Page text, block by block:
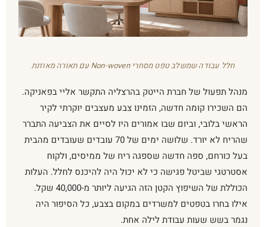
חלל עבודה שמשלב טפט מסחרי Non-woven עם תאורה מאוזנת
מנהל תפעול של חברת הייטק בהרצליה התקשר אליי בפאניקה.
הם השכירו קומה חדשה, הזמינו צבע מעצבים יוקרתי לקיר
הראשי בלובי, וביום שבו אמורים היו לסיים את הצביעה התברר
שהריח לא יורד. שלושה ימים של 70 עובדים שעובדים מהבית
בעל כורחם, ספה חדשה שספגה ריח של ממיסים, ולקוח
אסטרטגי שביטל פגישה כי לא יכול היה להיכנס לחלל. העלות
הכוללת של השיפוץ הקטן הזה הגיעה ליותר מ-40,000 שקל.
אילו בחרו בטפטים למשרדים במקום בצבע, כל הסיפור היה
נגמר בשש שעות עבודת לילה אחת.